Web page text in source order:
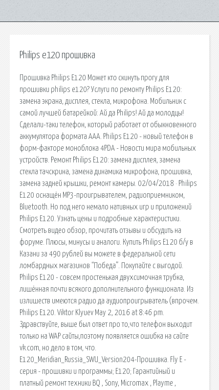
Philips e120 прошивка
Прошивка Philips E120 Может кто скинуть прогу для
прошивки philips e120? Услуги по ремонту Philips E120:
замена экрана, дисплея, стекла, микрофона. Мобильник с
самой лучшей батарейкой: Ай да Philips! Ай да молодцы!
Сделали-таки телефон, который работает от обыкновенного
аккумулятора формата ААА. Philips E120 - новый телефон в
форм-факторе моноблока 4PDA - Новости мира мобильных
устройств. Ремонт Philips E120: замена дисплея, замена
стекла тачскрина, замена динамика микрофона, прошивка,
замена задней крышки, ремонт камеры. 02/04/2018 · Philips
E120 оснащён MP3-проигрывателем, радиоприемником,
Bluetooth. Но под него немало нативных игр и приложений
Philips E120. Узнать цены и подробные характеристики.
Смотреть видео обзор, прочитать отзывы и обсудить на
форуме. Плюсы, минусы и аналоги. Купить Philips E120 б/у в
Казани за 490 рублей вы можете в федеральной сети
ломбардных магазинов “Победа”. Покупайте с выгодой.
Philips E120 - совсем простенькая двухсимочная трубка,
лишённая почти всякого дополнительного функционала. Из
излишеств имеются радио да аудиопроигрыватель (впрочем.
Philips E120. Viktor Klyuev May 2, 2016 at 8:46 pm.
Здравствуйте, выше был ответ про то,что телефон выходит
только на WAP сайты,поэтому появляется ошибка на сайте
vk.com, но дело в том, что.
E120_Meridian_Russia_SWU_Version204-Прошивка. Fly E -
серия - прошивки и программы; E120; Гарантийный и
платный ремонт техники BQ , Sony, Micromax , Playme ,